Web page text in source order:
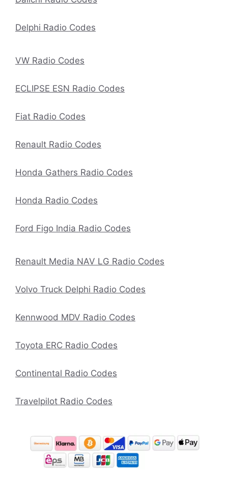
Delphi Radio Codes
VW Radio Codes
ECLIPSE ESN Radio Codes
Fiat Radio Codes
Renault Radio Codes
Honda Gathers Radio Codes
Honda Radio Codes
Ford Figo India Radio Codes
Renault Media NAV LG Radio Codes
Volvo Truck Delphi Radio Codes
Kennwood MDV Radio Codes
Toyota ERC Radio Codes
Continental Radio Codes
Travelpilot Radio Codes